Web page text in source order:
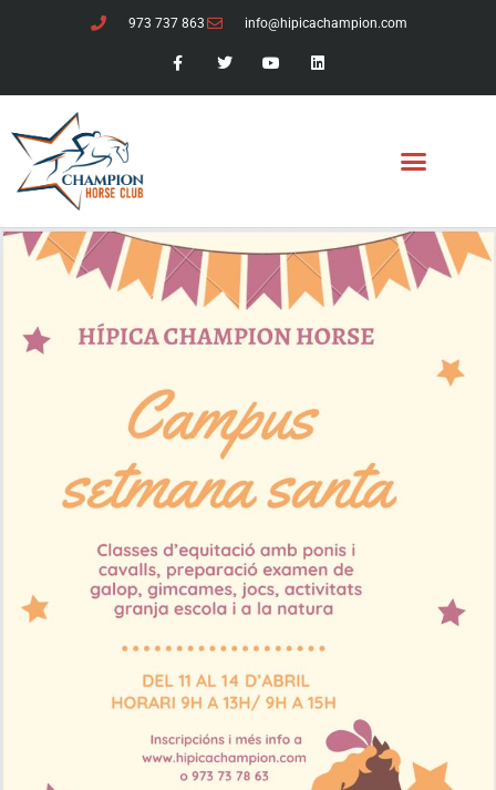
973 737 863 info@hipicachampion.com